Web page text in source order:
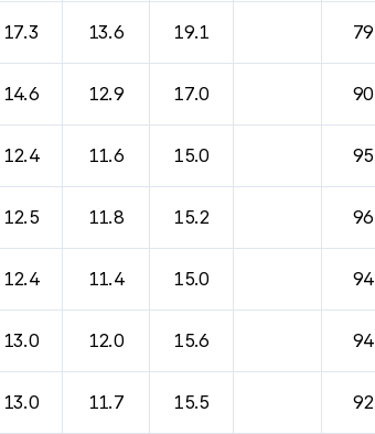
17.3 13.6 19.1 79
14.6 12.9 17.0 90
12.4 11.6 15.0 95
12.5 11.8 15.2 96
12.4 11.4 15.0 94
13.0 12.0 15.6 94
13.0 11.7 15.5 92